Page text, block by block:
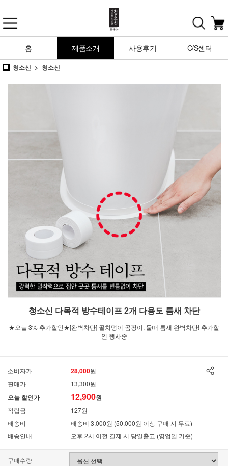
홈 제품소개 사용후기 C/S센터
청소신 청소신
청소신 다목적 방수테이프 2개 다용도 틈새 차단
★오늘 3% 추가할인★[완벽차단] 골치덩이 곰팡이, 물때 틈새 완벽차단! 추가할
인 행사중
소비자가 28,000원
판매가
13,300원
오늘 할인가 12,900원
적립금
127원
배송비
배송비 3,000원 (50,000원 이상 구매 시 무료)
배송안내
오후 2시 이전 결제 시 당일출고 (영업일 기준)
구매수량